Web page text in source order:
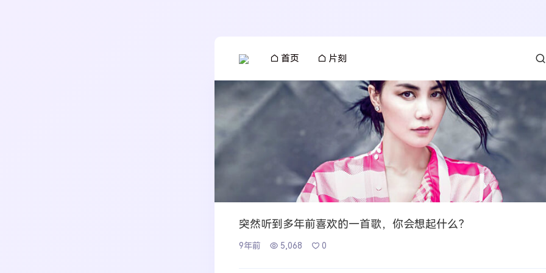
首页 片刻
突然听到多年前喜欢的一首歌，你会想起什么？
9年前 5,068 0